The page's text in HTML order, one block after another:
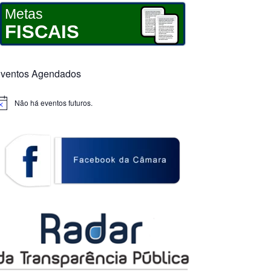
Metas
FISCAIS
Agendados
Não há eventos futuros.